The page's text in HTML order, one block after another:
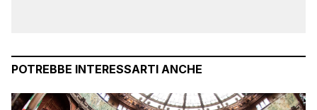
POTREBBE INTERESSARTI ANCHE